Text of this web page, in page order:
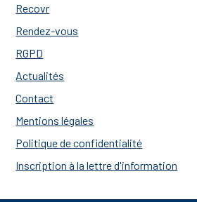
Recovr
Rendez-vous
RGPD
Actualités
Contact
Mentions légales
Politique de confidentialité
Inscription à la lettre d'information